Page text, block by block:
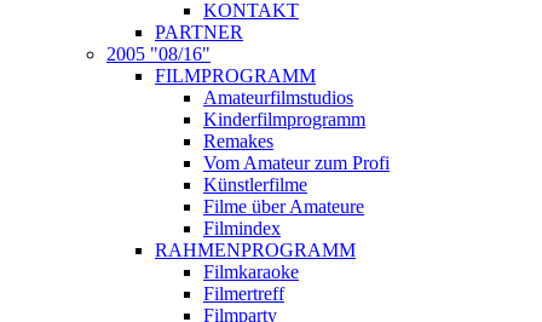
KONTAKT
PARTNER
2005 "08/16"
FILMPROGRAMM
Amateurfilmstudios
Kinderfilmprogramm
Remakes
Vom Amateur zum Profi
Künstlerfilme
Filme über Amateure
Filmindex
RAHMENPROGRAMM
Filmkaraoke
Filmertreff
Filmparty